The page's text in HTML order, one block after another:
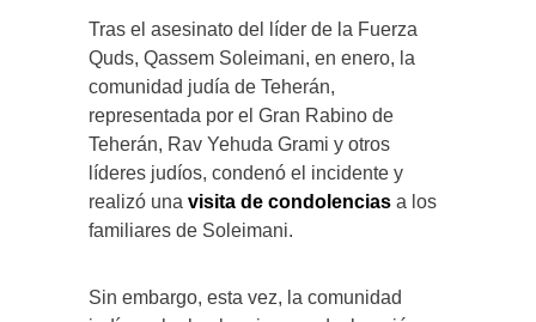
Tras el asesinato del líder de la Fuerza
Quds, Qassem Soleimani, en enero, la
comunidad judía de Teherán,
representada por el Gran Rabino de
Teherán, Rav Yehuda Grami y otros
líderes judíos, condenó el incidente y
realizó una visita de condolencias a los
familiares de Soleimani.
Sin embargo, esta vez, la comunidad